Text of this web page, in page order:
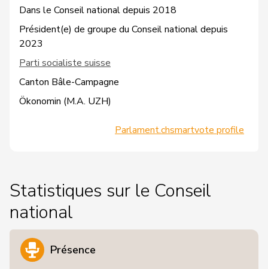
Dans le Conseil national depuis 2018
Président(e) de groupe du Conseil national depuis
2023
Parti socialiste suisse
Canton Bâle-Campagne
Ökonomin (M.A. UZH)
Parlament.chsmartvote profile
Statistiques sur le Conseil
national
Présence